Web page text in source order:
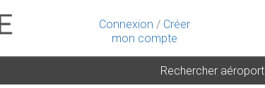
Connexion / Créer
mon compte
Rechercher aéroport